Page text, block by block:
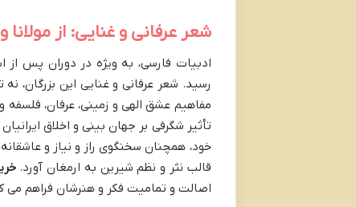
شعر عرفانی و غنایی: از
ادبیات فارسی، به ویژه در دوران پس از
رسید. شعر عرفانی و غنایی این بزرگان،
مفاهیم عشق الهی و زمینی، عرفان، فلسفه
تأثیر شگرفی بر جهان بینی و اخلاق
خود، همچنان سخنگوی راز و نیاز و
قالب نثر و نظم شیرین به ارمغان آورد.
اصالت و تمامیت فکر و هنرشان فراهم می